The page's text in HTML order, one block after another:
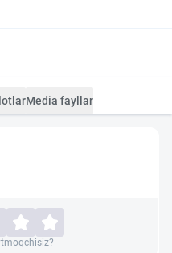
Media fayllar